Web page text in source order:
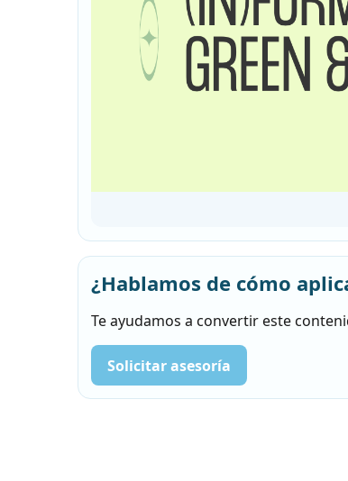
¿Hablamos de cómo
Te ayudamos a convertir este
Solicitar asesoría